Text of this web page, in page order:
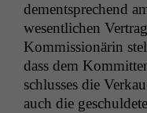
dementsprechend
wesentlichen
Kom­mis­sionärin
dass dem
schlusses die
auch die